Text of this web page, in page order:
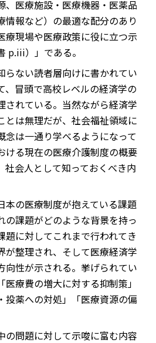
、医療施設・医療機器・医薬品
情報など）の最適な配分のあり
療現場や医療政策に役に立つ示
p.iii）」である。
らない読者層向けに書かれてい
、冒頭で高校レベルの経済学の
されている。当然ながら経済学
とは無理だが、社会福祉領域に
念は一通り学べるようになって
ける現在の医療介護制度の概要
社会人として知っておくべき内
本の医療制度が抱えている課題
の課題がどのような背景を持っ
題に対してこれまで行われてき
が整理され、そして医療経済学
向性が示される。挙げられてい
療費の増大に対する抑制策」
投薬への対処」「医療資源の偏
の問題に対して示唆に富む内容